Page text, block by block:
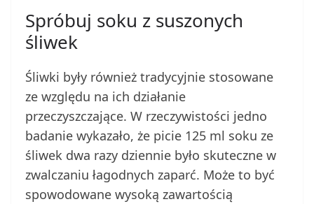
Spróbuj soku z suszonych
śliwek
Śliwki były również tradycyjnie stosowane
ze względu na ich działanie
przeczyszczające. W rzeczywistości jedno
badanie wykazało, że picie 125 ml soku ze
śliwek dwa razy dziennie było skuteczne w
zwalczaniu łagodnych zaparć. Może to być
spowodowane wysoką zawartością